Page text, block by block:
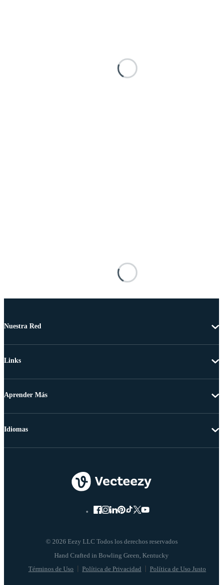
Nuestra Red
Links
Aprender Más
© 2026 Eezy LLC Todos los derechos reservados
Términos de Uso Política de Privacidad Política de Uso Justo
Idiomas